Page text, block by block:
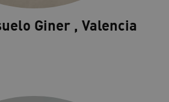
Giner , Valencia